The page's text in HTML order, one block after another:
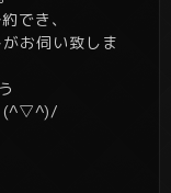
でき、
お伺い致しま
(^▽^)/